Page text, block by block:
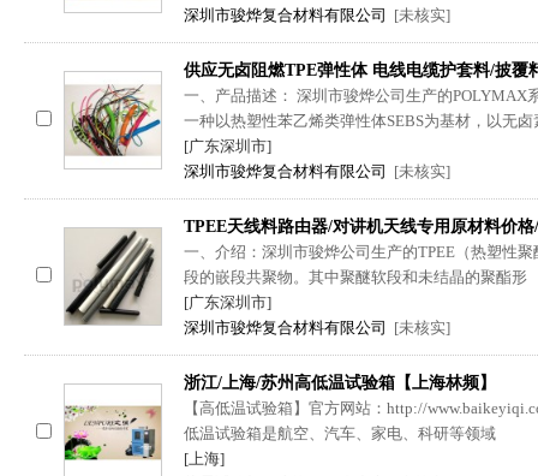
深圳市骏烨复合材料有限公司
[未核实]
供应无卤阻燃TPE弹性体 电线电缆护套料/披覆
一、产品描述： 深圳市骏烨公司生产的POLYMAX
一种以热塑性苯乙烯类弹性体SEBS为基材，以无卤
[广东深圳市]
深圳市骏烨复合材料有限公司
[未核实]
TPEE天线料路由器/对讲机天线专用原材料价格
一、介绍：深圳市骏烨公司生产的TPEE（热塑性
段的嵌段共聚物。其中聚醚软段和未结晶的聚酯形
[广东深圳市]
深圳市骏烨复合材料有限公司
[未核实]
浙江/上海/苏州高低温试验箱【上海林频】
【高低温试验箱】官方网站：http://
低温试验箱是航空、汽车、家电、科研等领域
[上海]